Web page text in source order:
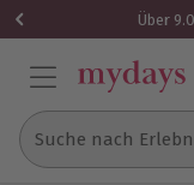
Über
Suche nach